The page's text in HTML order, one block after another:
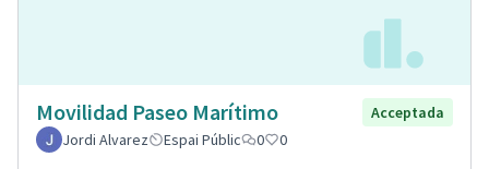
Movilidad Paseo Marítimo
Acceptada
Jordi Alvarez
Espai Públic 0 0